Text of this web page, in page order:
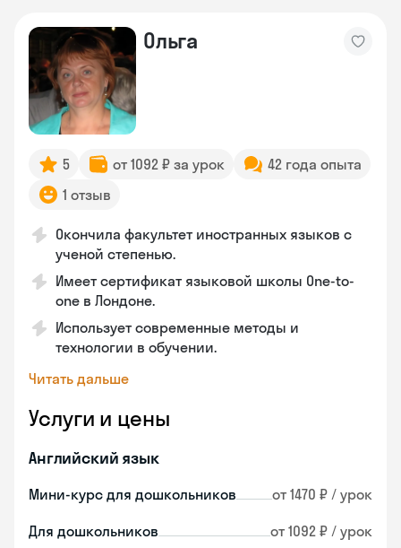
Ольга
5 от 1092 ₽ за урок
42 года опыта
1 отзыв
Окончила факультет иностранных языков с
ученой степенью.
Имеет сертификат языковой школы One-to-
one в Лондоне.
Использует современные методы и
технологии в обучении.
Читать дальше
Услуги и цены
Английский язык
Мини-курс для дошкольников от 1470 ₽ / урок
Для дошкольников от 1092 ₽ / урок